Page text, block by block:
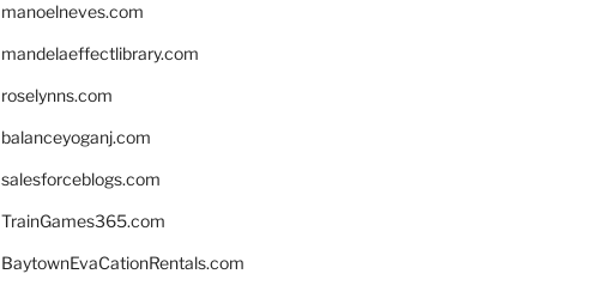
manoelneves.com
mandelaeffectlibrary.com
roselynns.com
balanceyoganj.com
salesforceblogs.com
TrainGames365.com
BaytownEvaCationRentals.com